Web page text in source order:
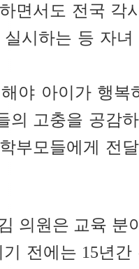
면서도 전국 각
시하는 등 자
야 아이가 행
의 고충을 공감
부모들에게 전
의원은 교육 분
전에는 15년